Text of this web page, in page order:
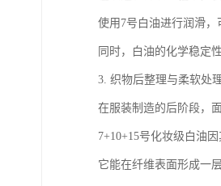
使用7号白油进行润滑，
同时，白油的化学稳定
3. 织物后整理与柔软处
在服装制造的后阶段，
7+10+15号化妆级白油
它能在纤维表面形成一